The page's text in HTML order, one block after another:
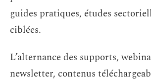
guides pratiques, études
ciblées.
L’alternance des supports,
newsletter, contenus